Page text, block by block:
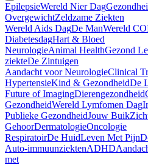
EpilepsieWereld Nier Dag
OvergewichtZeldzame Ziekten
Wereld Aids DagDe ManWereld
DiabetesdagHart & Bloed
NeurologieAnimal HealthGezond
ziekteDe Zintuigen
Aandacht voor NeurologieClinical
HypertensieKind & GezondheidDe
Future of ImagingDierengezondheid
GezondheidWereld Lymfomen Dag
Publieke GezondheidJouw Buik
GehoorDermatologieOncologie
RespiratoirDe HuidLeven Met Pijn
Auto-immuunziektenADHD
met